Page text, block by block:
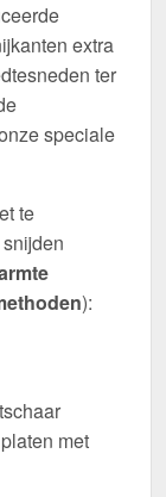
extra
ter
speciale
te
):
met